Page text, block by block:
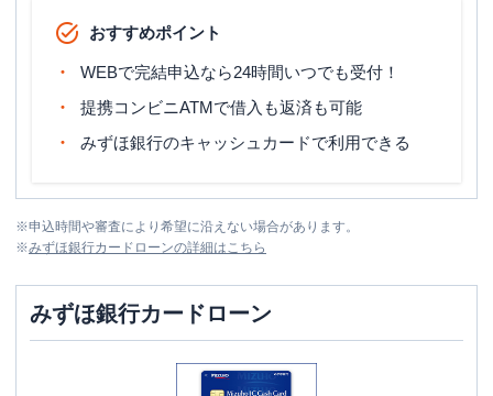
おすすめポイント
WEBで完結申込なら24時間いつでも受付！
提携コンビニATMで借入も返済も可能
みずほ銀行のキャッシュカードで利用できる
※申込時間や審査により希望に沿えない場合があります。
※みずほ銀行カードローンの詳細はこちら
みずほ銀行カードローン